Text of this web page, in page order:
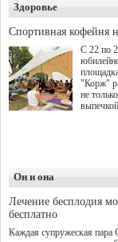
Здоровье
Спортивная кофейня
С 22 по
"Корж"
не
Он и она
Лечение бесплодия
бесплатно
Каждая супружеская пара